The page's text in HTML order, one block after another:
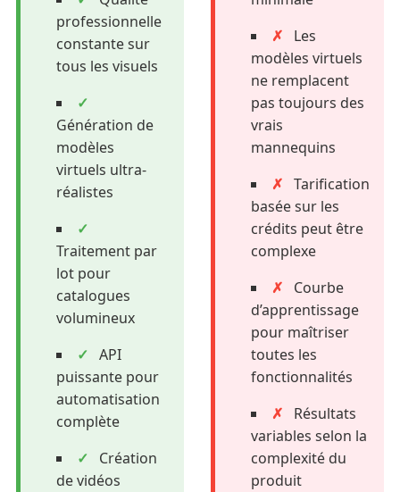
professionnelle
constante sur
tous les visuels
✓
Génération de
modèles
virtuels ultra-
réalistes
✓
Traitement par
lot pour
catalogues
volumineux
✓ API
puissante pour
automatisation
complète
✓
Création
de vidéos
✗
Les
modèles virtuels
ne remplacent
pas toujours des
vrais
mannequins
✗ Tarification
basée sur les
crédits peut être
complexe
✗
Courbe
d’apprentissage
pour maîtriser
toutes les
fonctionnalités
✗
Résultats
variables selon la
complexité du
produit